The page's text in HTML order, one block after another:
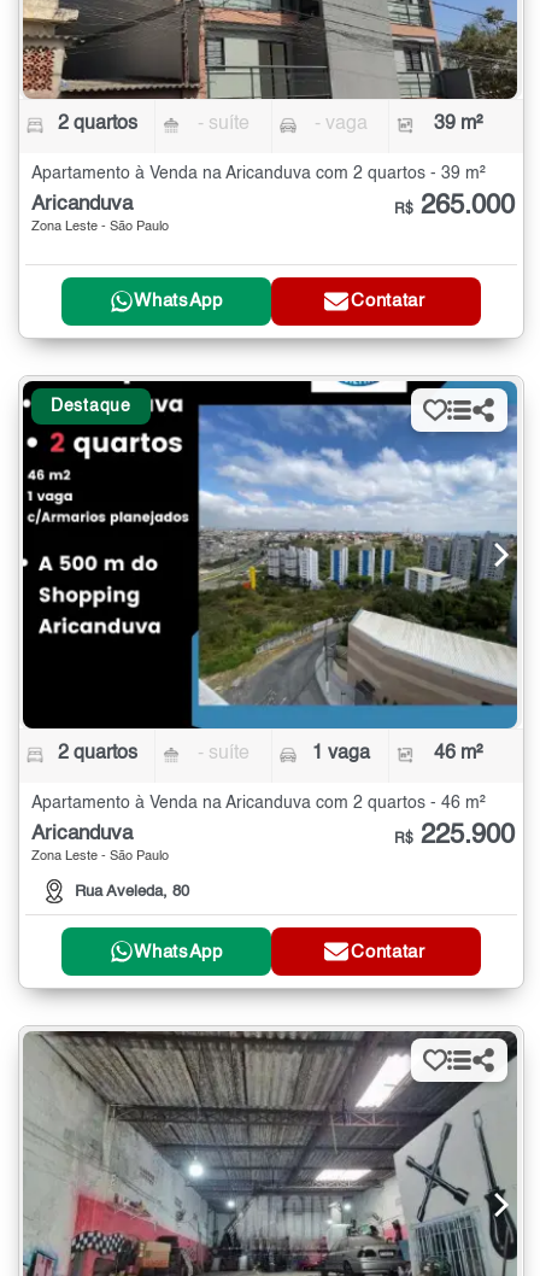
2 quartos - suíte - vaga 39 m²
Apartamento à Venda na Aricanduva com 2 quartos - 39 m²
Aricanduva
Zona Leste - São Paulo
R$ 265.000
WhatsApp Contatar
Destaque
2 quartos - suíte 1 vaga 46 m²
Apartamento à Venda na Aricanduva com 2 quartos - 46 m²
Aricanduva
Zona Leste - São Paulo
Rua Aveleda, 80
R$ 225.900
WhatsApp Contatar